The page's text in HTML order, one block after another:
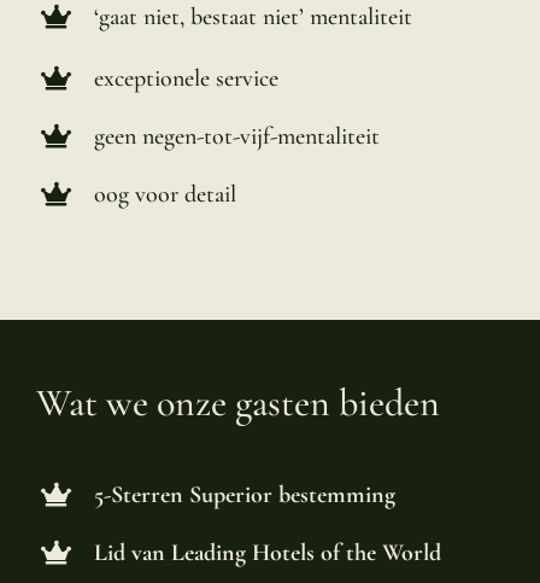
‘gaat niet, bestaat niet’ mentaliteit
exceptionele service
geen negen-tot-vijf-mentaliteit
oog voor detail
Wat we onze gasten bieden
5-Sterren Superior bestemming
Lid van Leading Hotels of the World